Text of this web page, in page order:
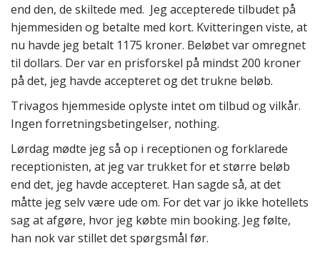
end den, de skiltede med. Jeg accepterede tilbudet på
hjemmesiden og betalte med kort. Kvitteringen viste, at
nu havde jeg betalt 1175 kroner. Beløbet var omregnet
til dollars. Der var en prisforskel på mindst 200 kroner
på det, jeg havde accepteret og det trukne beløb.
Trivagos hjemmeside oplyste intet om tilbud og vilkår.
Ingen forretningsbetingelser, nothing.
Lørdag mødte jeg så op i receptionen og forklarede
receptionisten, at jeg var trukket for et større beløb
end det, jeg havde accepteret. Han sagde så, at det
måtte jeg selv være ude om. For det var jo ikke hotellets
sag at afgøre, hvor jeg købte min booking. Jeg følte,
han nok var stillet det spørgsmål før.